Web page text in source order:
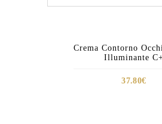
Crema Contorno
Illuminante
37.80€